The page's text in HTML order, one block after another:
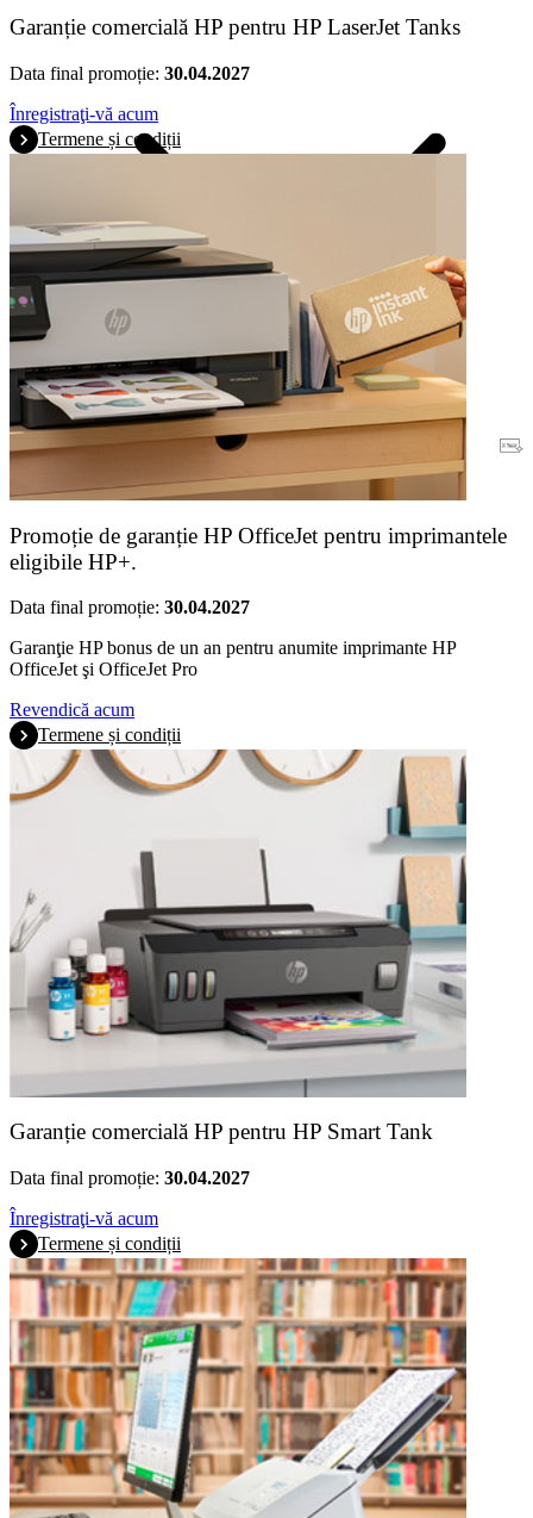
Garanție
Garanție comercială HP pentru HP LaserJet Tanks
Data final promoție: 30.04.2027
Înregistraţi-vă acum
Termene și condiții
Promoție de garanție HP OfficeJet pentru imprimantele
eligibile HP+.
Data final promoție: 30.04.2027
Garanţie HP bonus de un an pentru anumite imprimante HP
OfficeJet şi OfficeJet Pro
Revendică acum
Termene și condiții
Garanție comercială HP pentru HP Smart Tank
Data final promoție: 30.04.2027
Înregistraţi-vă acum
Termene și condiții